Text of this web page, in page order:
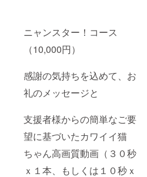
ニャンスター！コース
（10,000円）
感謝の気持ちを込めて、お
礼のメッセージと
支援者様からの簡単なご要
望に基づいたカワイイ猫
ちゃん高画質動画（３０秒
ｘ１本、もしくは１０秒ｘ